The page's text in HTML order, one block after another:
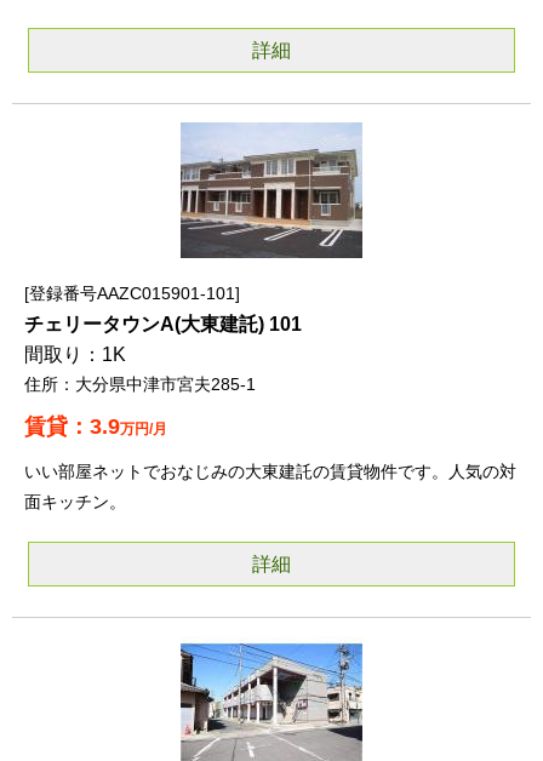
詳細
登録番号AAZC015901-101
チェリータウンA(大東建託) 101
1K
大分県中津市宮夫285-1
3.9万円/月
いい部屋ネットでおなじみの大東建託の賃貸物件です。人気の対
面キッチン。
詳細